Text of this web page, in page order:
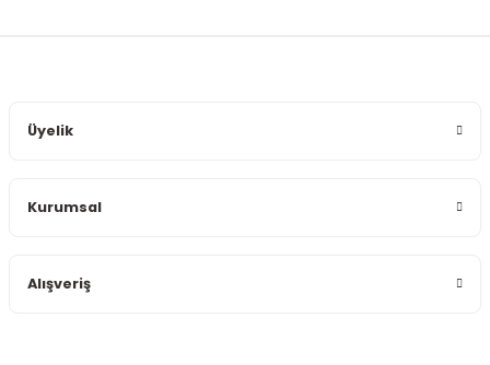
Ürün bilgilerinde hatalar bulunuyor.
Üyelik
Kurumsal
Alışveriş